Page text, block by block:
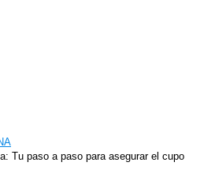
Tu paso a paso para asegurar el cupo